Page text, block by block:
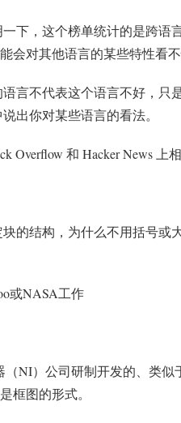
下，这个榜单统计的是跨语
会对其他语言的某些特性看不
言不代表这个语言不好，只
出你对某些语言的看法。
Overflow 和 Hacker News 上
的结构，为什么不用括号
或NASA工作
NI）公司研制开发的、类
框图的形式。